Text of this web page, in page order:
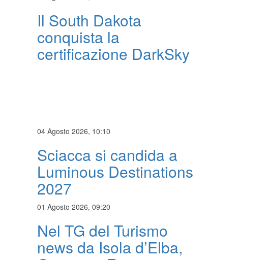
Il South Dakota
conquista la
certificazione DarkSky
04 Agosto 2026, 10:10
Sciacca si candida a
Luminous Destinations
2027
01 Agosto 2026, 09:20
Nel TG del Turismo
news da Isola d’Elba,